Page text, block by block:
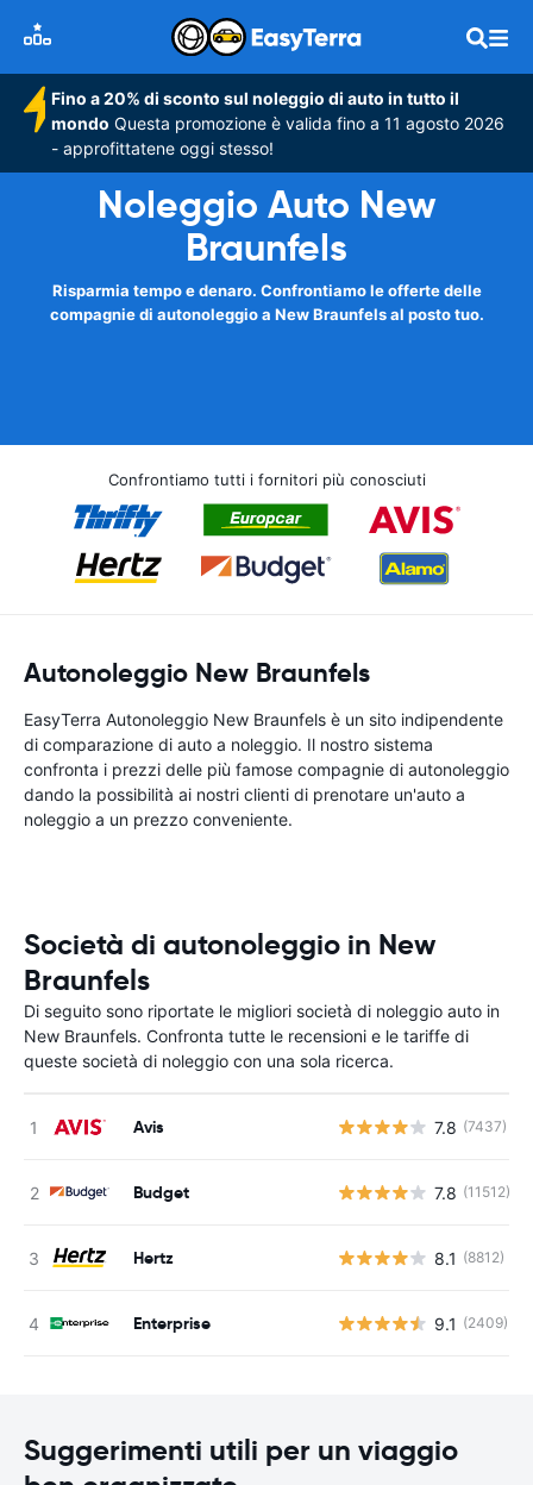
Fino a 20% di sconto sul noleggio di auto in tutto il
mondo Questa promozione è valida fino a 11 agosto 2026
- approfittatene oggi stesso!
Noleggio Auto New
Braunfels
Risparmia tempo e denaro. Confrontiamo le offerte delle
compagnie di autonoleggio a New Braunfels al posto tuo.
Confrontiamo tutti i fornitori più conosciuti
Autonoleggio New Braunfels
EasyTerra Autonoleggio New Braunfels è un sito indipendente
di comparazione di auto a noleggio. Il nostro sistema
confronta i prezzi delle più famose compagnie di autonoleggio
dando la possibilità ai nostri clienti di prenotare un'auto a
noleggio a un prezzo conveniente.
Società di autonoleggio in New
Braunfels
Di seguito sono riportate le migliori società di noleggio auto in
New Braunfels. Confronta tutte le recensioni e le tariffe di
queste società di noleggio con una sola ricerca.
Avis 7.8 (7437)
Budget 7.8 (11512)
Hertz 8.1 (8812)
Enterprise 9.1 (2409)
Suggerimenti utili per un viaggio